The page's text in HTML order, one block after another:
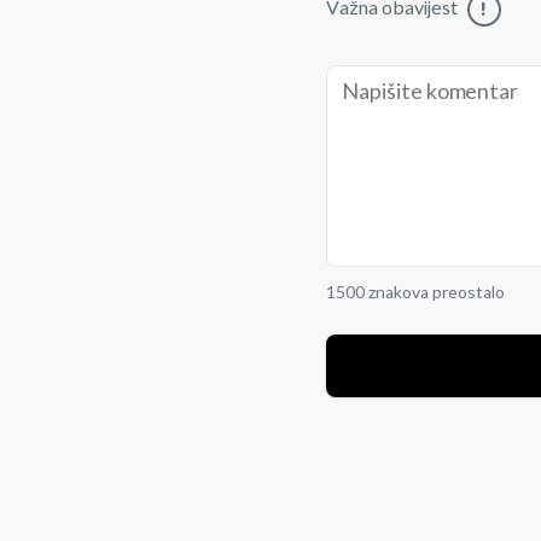
Važna obavijest !
1500 znakova preostalo